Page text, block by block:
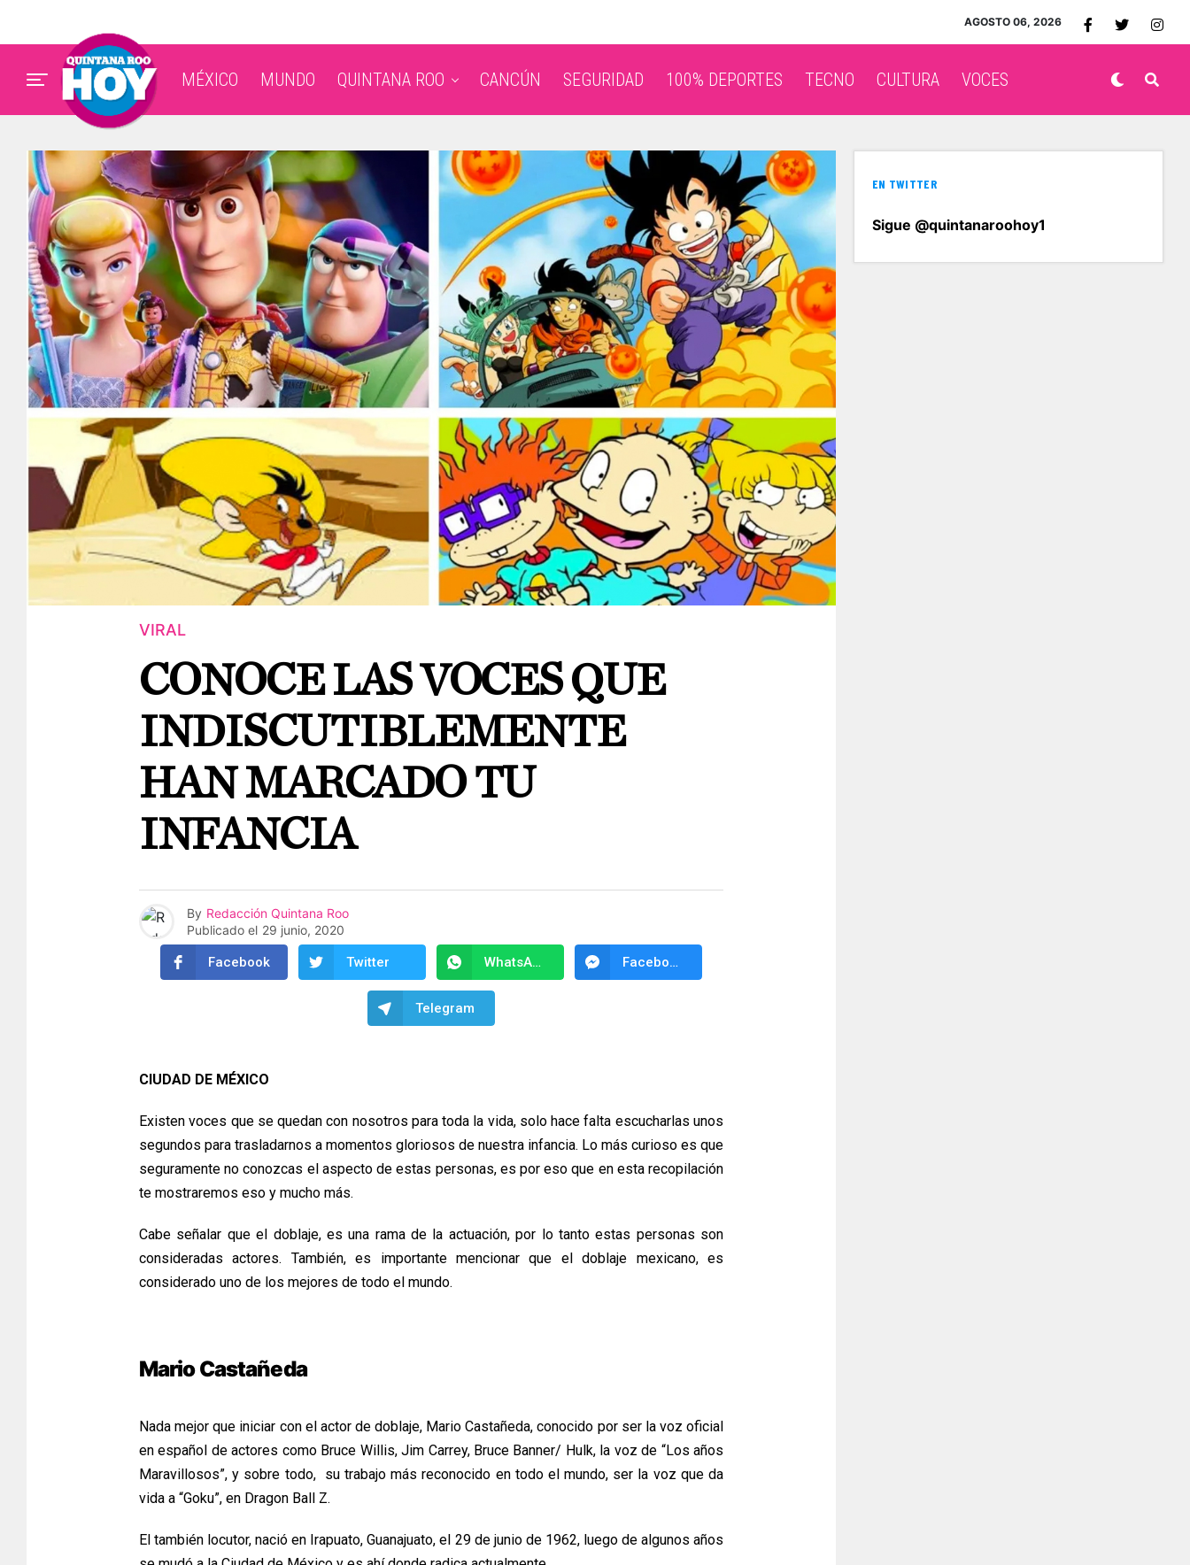
AGOSTO 06, 2026
MÉXICO MUNDO QUINTANA ROO CANCÚN SEGURIDAD 100% DEPORTES TECNO CULTURA VOCES
VIRAL
CONOCE LAS VOCES QUE
INDISCUTIBLEMENTE
HAN MARCADO TU
INFANCIA
By Redacción Quintana Roo
Publicado el 29 junio, 2020
Facebook Twitter WhatsApp Facebook Messenger
Telegram
CIUDAD DE MÉXICO
Existen voces que se quedan con nosotros para toda la vida, solo hace falta escucharlas unos
segundos para trasladarnos a momentos gloriosos de nuestra infancia. Lo más curioso es que
seguramente no conozcas el aspecto de estas personas, es por eso que en esta recopilación
te mostraremos eso y mucho más.
Cabe señalar que el doblaje, es una rama de la actuación, por lo tanto estas personas son
consideradas actores. También, es importante mencionar que el doblaje mexicano, es
considerado uno de los mejores de todo el mundo.
Mario Castañeda
Nada mejor que iniciar con el actor de doblaje, Mario Castañeda, conocido por ser la voz oficial
en español de actores como Bruce Willis, Jim Carrey, Bruce Banner/ Hulk, la voz de “Los años
Maravillosos”, y sobre todo, su trabajo más reconocido en todo el mundo, ser la voz que da
vida a “Goku”, en Dragon Ball Z.
El también locutor, nació en Irapuato, Guanajuato, el 29 de junio de 1962, luego de algunos años
EN TWITTER
Sigue @quintanaroohoy1